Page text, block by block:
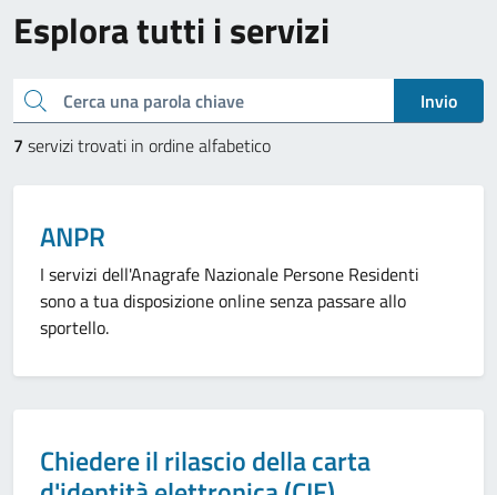
Esplora tutti i servizi
Cerca una parola chiave
Invio
7 servizi trovati in ordine alfabetico
ANPR
I servizi dell'Anagrafe Nazionale Persone Residenti
sono a tua disposizione online senza passare allo
sportello.
Chiedere il rilascio della carta